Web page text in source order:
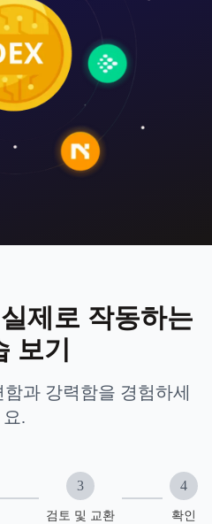
제로 작동하는
보기
과 강력함을 경험하세
요.
3
검토 및 교환
4
확인